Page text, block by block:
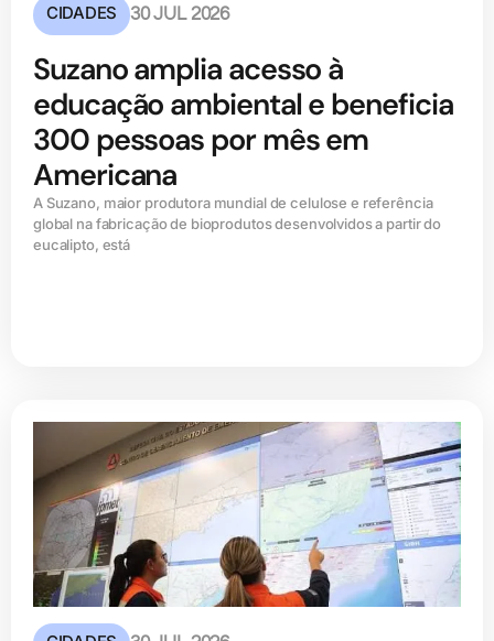
CIDADES 30 JUL 2026
Suzano amplia acesso à
educação ambiental e beneficia
300 pessoas por mês em
Americana
A Suzano, maior produtora mundial de celulose e referência
global na fabricação de bioprodutos desenvolvidos a partir do
eucalipto, está